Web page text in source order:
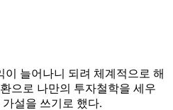
늘어나니 되려 체계적으로 해
으로 나만의 투자철학을 세우
설을 쓰기로 했다.